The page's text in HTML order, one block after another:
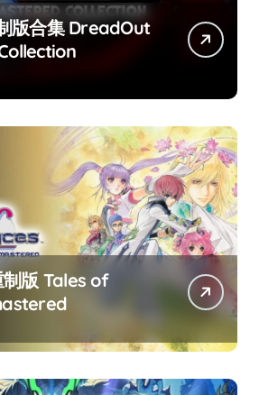
版合集 DreadOut
版 Tales of